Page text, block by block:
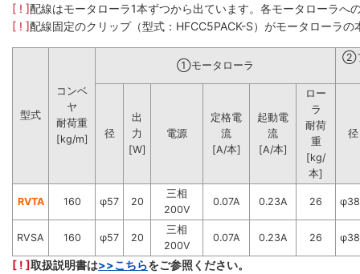
[ ! ]配線はモータローラ1本ずつから出ています。各モータローラへ
[ ! ]配線固定のクリップ（型式：HFCC5PACK-S）がモータローラ
型式
コンベ
ヤ
耐荷重
[kg/m]
①モータローラ
②
径
出
力
[W]
電源
定格電
流
[A/本]
起動電
流
[A/本]
ロー
ラ
耐荷
重
[kg/
本]
径
RVTA 160 φ57 20
三相
200V
0.07A 0.23A 26
RVSA 160 φ57 20
三相
200V
0.07A 0.23A 26
[ ! ]取扱説明書は>>こちらをご参照ください。